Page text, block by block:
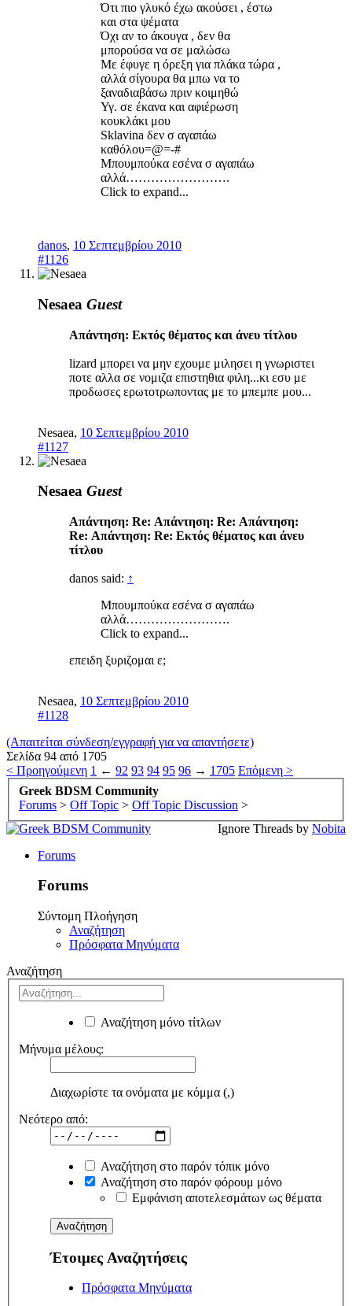
Ότι πιο γλυκό έχω ακούσει , έστω
και στα ψέματα
Όχι αν το άκουγα , δεν θα
μπορούσα να σε μαλώσω
Με έφυγε η όρεξη για πλάκα τώρα ,
αλλά σίγουρα θα μπω να το
ξαναδιαβάσω πριν κοιμηθώ
Υγ. σε έκανα και αφιέρωση
κουκλάκι μου
Sklavina δεν σ αγαπάω
καθόλου=@=-#
Μπουμπούκα εσένα σ αγαπάω
αλλά…………………….
Click to expand...
danos, 10 Σεπτεμβρίου 2010
#1126
Nesaea Guest
Απάντηση: Eκτός θέματος και άνευ τίτλου
lizard μπορει να μην εχουμε μιλησει η γνωριστει
ποτε αλλα σε νομιζα επιστηθια φιλη...κι εσυ με
προδωσες ερωτοτρωποντας με το μπεμπε μου...
Nesaea, 10 Σεπτεμβρίου 2010
#1127
Nesaea Guest
Απάντηση: Re: Απάντηση: Re: Απάντηση:
Re: Απάντηση: Re: Eκτός θέματος και άνευ
τίτλου
danos said: ↑
Μπουμπούκα εσένα σ αγαπάω
αλλά…………………….
Click to expand...
επειδη ξυριζομαι ε;
Nesaea, 10 Σεπτεμβρίου 2010
#1128
(Απαιτείται σύνδεση/εγγραφή για να απαντήσετε)
Σελίδα 94 από 1705
< Προηγούμενη 1 ← 92 93 94 95 96 → 1705 Επόμενη >
Greek BDSM Community
Forums > Off Topic > Off Topic Discussion >
Ignore Threads by Nobita
Forums
Forums
Σύντομη Πλοήγηση
Αναζήτηση
Πρόσφατα Μηνύματα
Αναζήτηση
Αναζήτηση μόνο τίτλων
Μήνυμα μέλους:
Διαχωρίστε τα ονόματα με κόμμα (,)
Νεότερο από:
Αναζήτηση στο παρόν τόπικ μόνο
Αναζήτηση στο παρόν φόρουμ μόνο
Εμφάνιση αποτελεσμάτων ως θέματα
Έτοιμες Αναζητήσεις
Πρόσφατα Μηνύματα